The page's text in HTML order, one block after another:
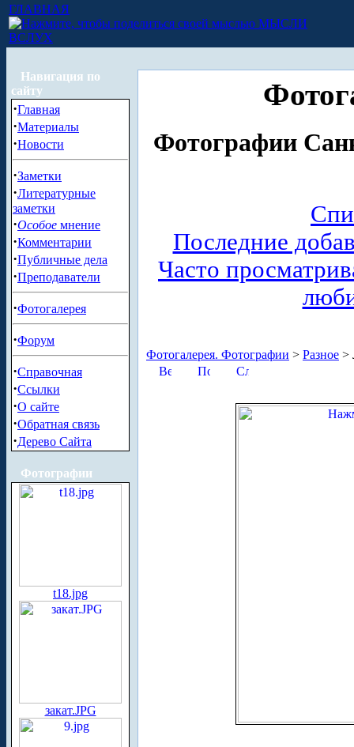
ГЛАВНАЯ
МЫСЛИ
ВСЛУХ
Навигация по
сайту
·Главная
·Материалы
·Новости
·Заметки
·Литературные
заметки
·Особое мнение
·Комментарии
·Публичные дела
·Преподаватели
·Фотогалерея
·Форум
·Справочная
·Ссылки
·О сайте
·Обратная связь
·Дерево Сайта
Фотографии
t18.jpg
закат.JPG
Фотографии
Последние
Часто
Фотогалерея. Фотографии > Разное >